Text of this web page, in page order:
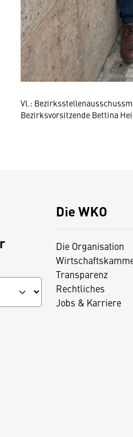
Vl.:
Bezirksvorsitzende Bettina
Die WKO
Die Organisation
Transparenz
Rechtliches
Jobs & Karriere